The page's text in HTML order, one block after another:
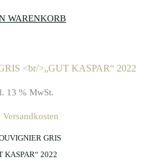
WARENKORB
13 % MwSt.
Versandkosten
GRIS
KASPAR“ 2022